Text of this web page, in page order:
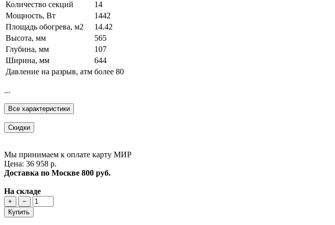
Количество секций
14
Мощность, Вт
1442
Площадь обогрева, м2
14.42
Высота, мм
565
Глубина, мм
107
Ширина, мм
644
Давление на разрыв, атм более 80
...
Все характеристики
Скидки
Мы принимаем к оплате карту МИР
Цена: 36 958 р.
Доставка по Москве 800 руб.
На складе
+
−
Купить